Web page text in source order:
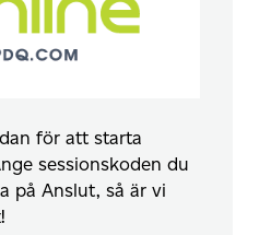
för att starta
sessionskoden du
på Anslut, så är vi